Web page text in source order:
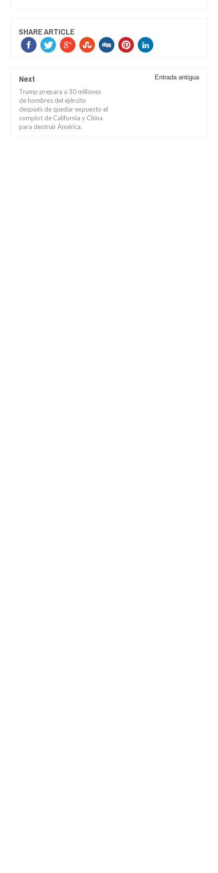
SHARE ARTICLE
Next
Trump prepara a 30 millones
de hombres del ejército
después de quedar expuesto el
complot de California y China
para destruir América.
Entrada antigua